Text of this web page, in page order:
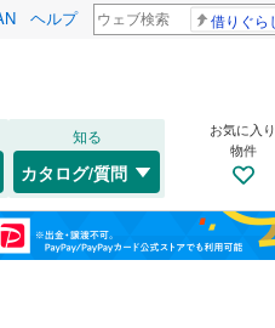
ヘルプ
知る
カタログ/質問
お気に入り
物件
福島 清水区(11)
石原町(1)
大蒲町(1)
東海道本線（JR東海）(
飯田線(0)
南道路（0）
古家あり（0）